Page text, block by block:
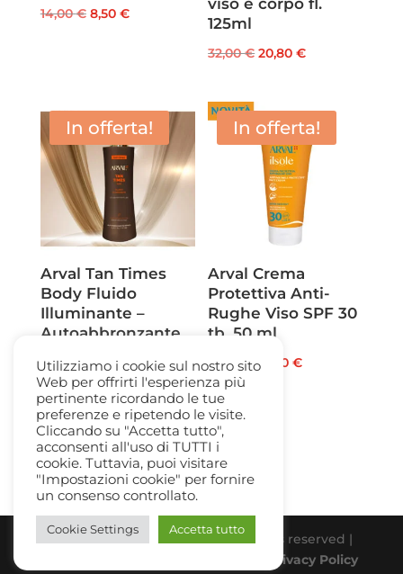
14,00€ Il
8,50 €Il
viso e corpo fl.
125ml
32,00€ Il
era:
32,00 €.
20,80€Il
è:
20,80 €.
In offerta!
Arval Tan Times
Body Fluido
Illuminante –
Autoabbronzante
45,00€ Il
prezzo
originale
era:
45,00 €.
29,00€ Il
prezzo
attuale
è:
29,00 €.
In offerta!
Arval Crema
Protettiva Anti-
Rughe Viso SPF 30
tb. 50 ml
29,50€Il19,50€Il
Beauty Gallery Parfum Srl | All rights reserved |
Privacy Policy
Utilizziamo i cookie sul nostro sito
Web per offrirti l'esperienza più
pertinente ricordando le tue
preferenze e ripetendo le visite.
Cliccando su "Accetta tutto",
acconsenti all'uso di TUTTI i
cookie. Tuttavia, puoi visitare
"Impostazioni cookie" per fornire
un consenso controllato.
Cookie Settings Accetta tutto